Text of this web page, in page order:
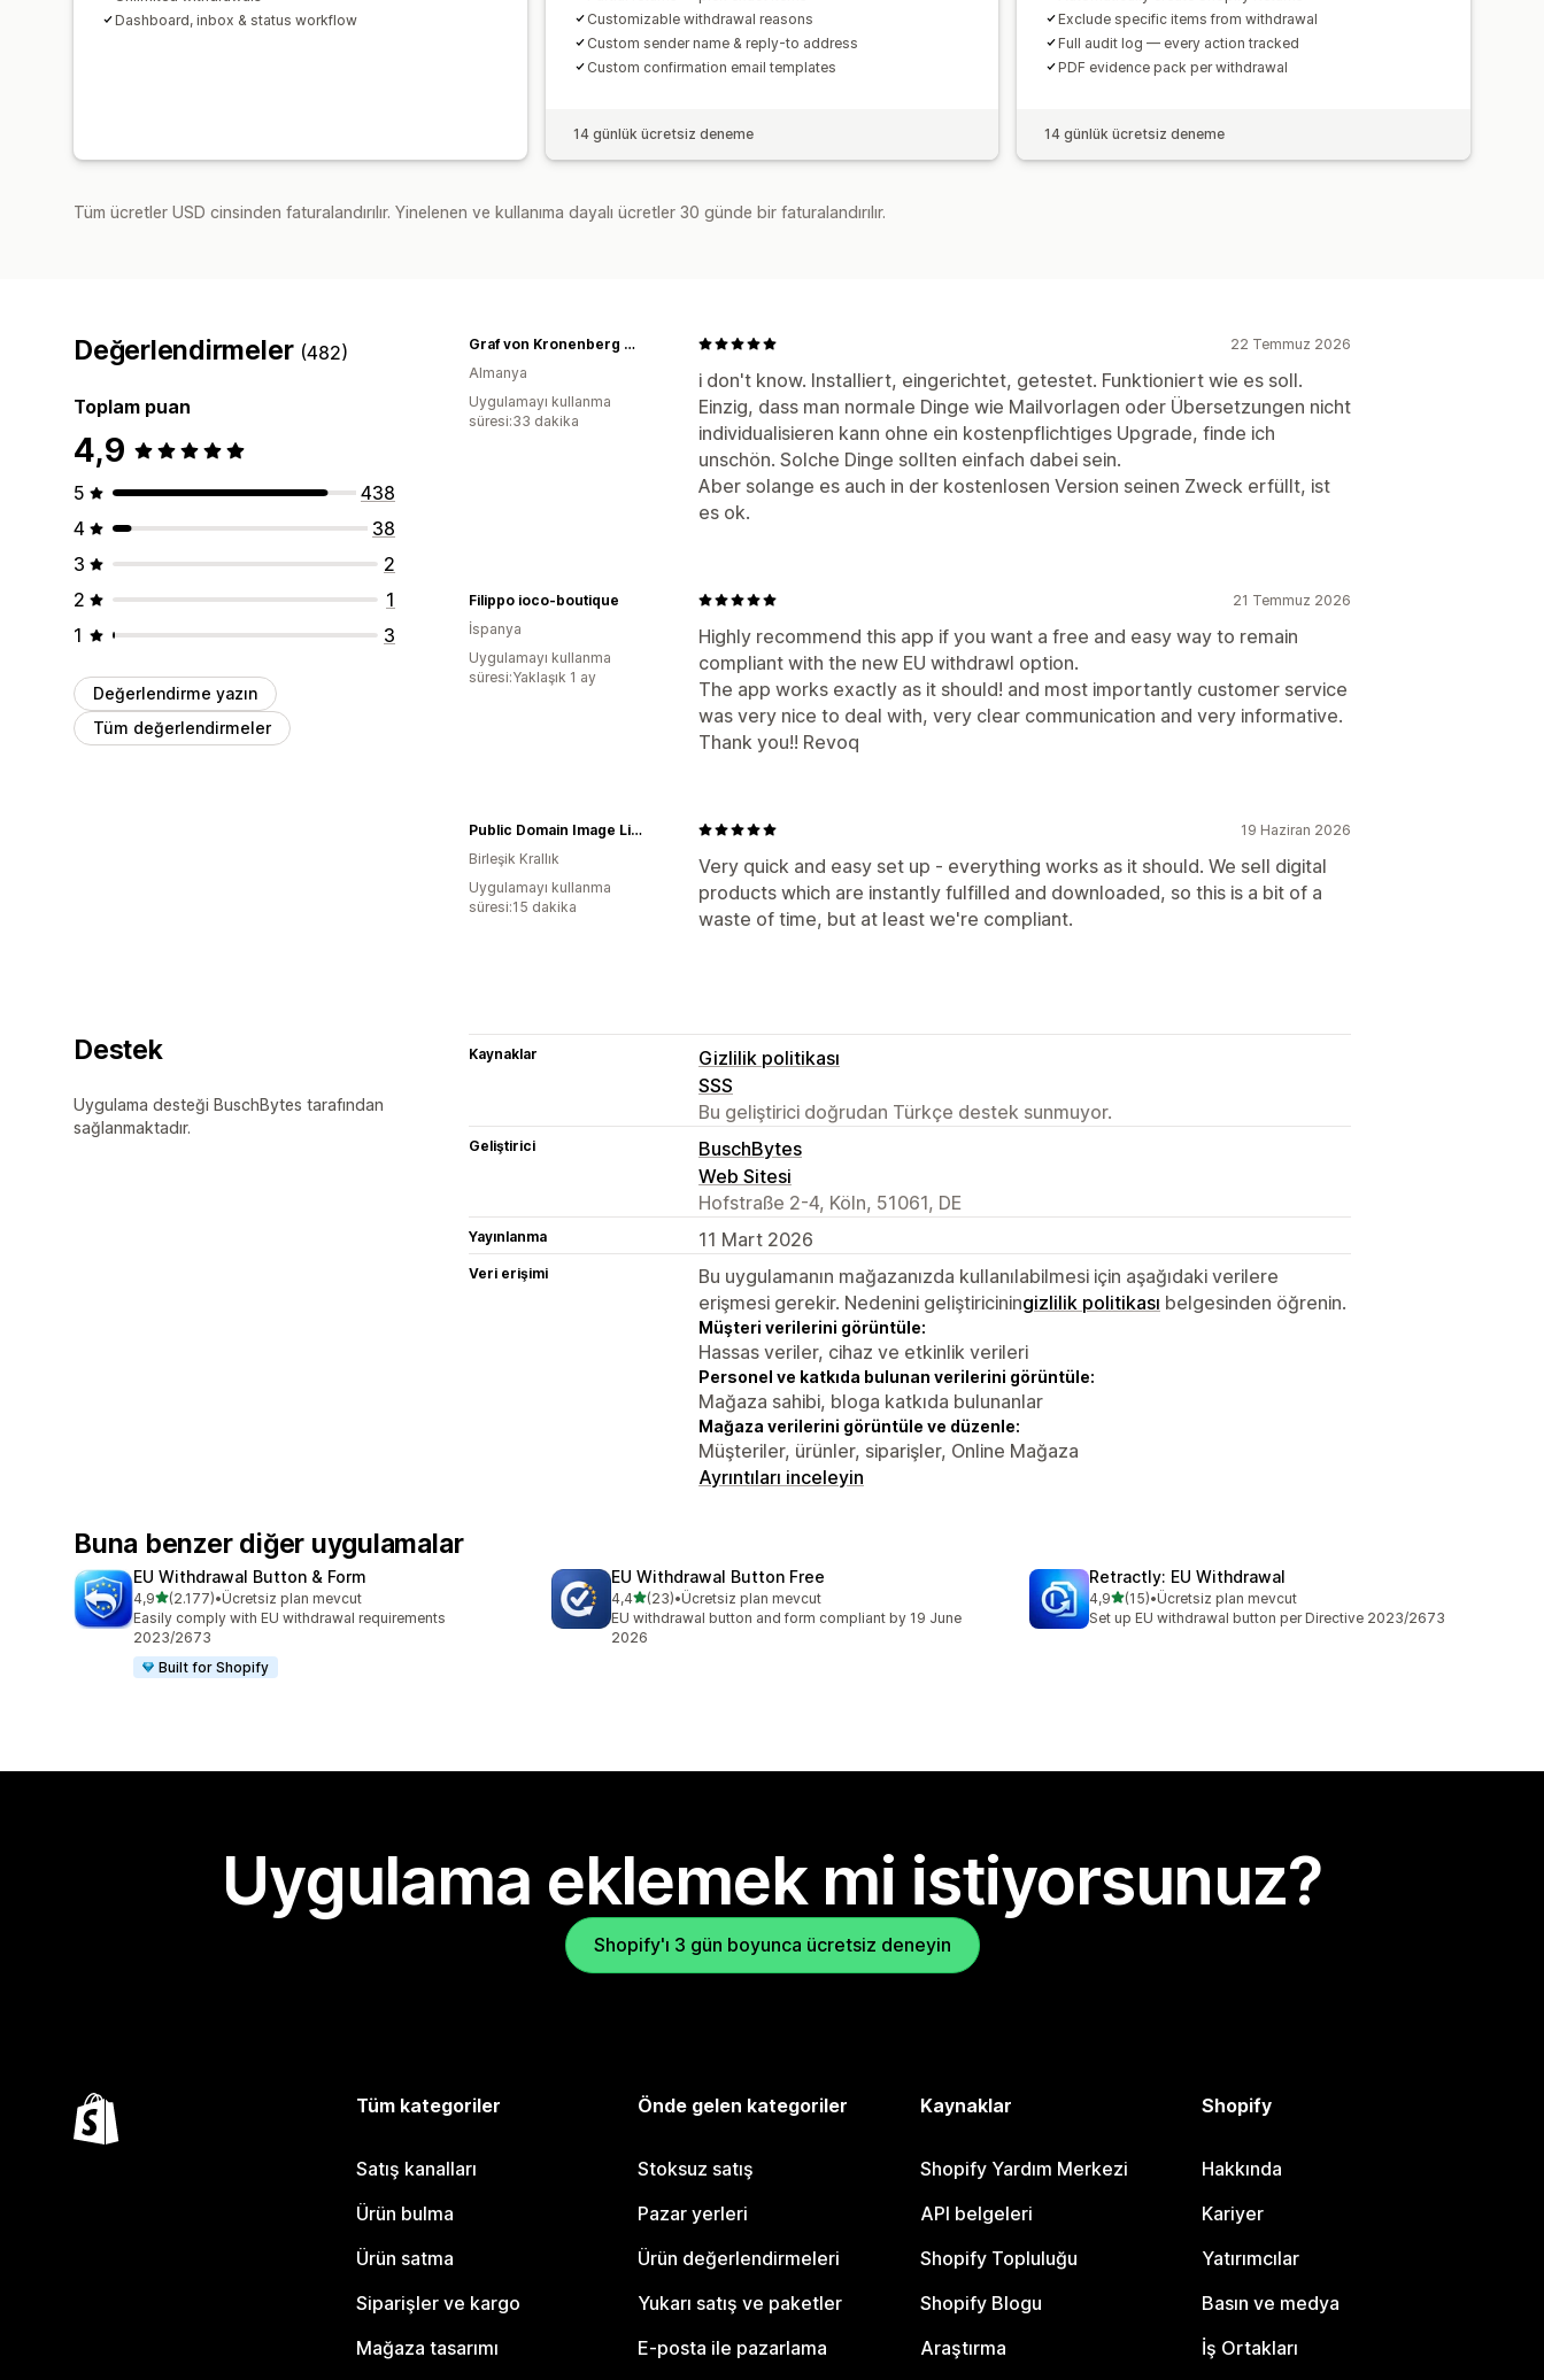
Dashboard, inbox & status workflow
Customizable withdrawal reasons
Custom sender name & reply-to address
Custom confirmation email templates
14 günlük ücretsiz deneme
Exclude specific items from withdrawal
Full audit log — every action tracked
PDF evidence pack per withdrawal
14 günlük ücretsiz deneme
Tüm ücretler USD cinsinden faturalandırılır. Yinelenen ve kullanıma dayalı ücretler 30 günde bir faturalandırılır.
Değerlendirmeler (482)
Toplam puan
4,9
5
438
4
38
3
2
2
1
1
3
Değerlendirme yazın
Tüm değerlendirmeler
22 Temmuz 2026
i don't know. Installiert, eingerichtet, getestet. Funktioniert wie es soll.
Einzig, dass man normale Dinge wie Mailvorlagen oder Übersetzungen nicht
individualisieren kann ohne ein kostenpflichtiges Upgrade, finde ich
unschön. Solche Dinge sollten einfach dabei sein.
Aber solange es auch in der kostenlosen Version seinen Zweck erfüllt, ist
es ok.
Graf von Kronenberg Group
Almanya
Uygulamayı kullanma
süresi:33 dakika
21 Temmuz 2026
Highly recommend this app if you want a free and easy way to remain
compliant with the new EU withdrawl option.
The app works exactly as it should! and most importantly customer service
was very nice to deal with, very clear communication and very informative.
Thank you!! Revoq
Filippo ioco-boutique
İspanya
Uygulamayı kullanma
süresi:Yaklaşık 1 ay
19 Haziran 2026
Very quick and easy set up - everything works as it should. We sell digital
products which are instantly fulfilled and downloaded, so this is a bit of a
waste of time, but at least we're compliant.
Public Domain Image Library
Birleşik Krallık
Uygulamayı kullanma
süresi:15 dakika
Destek
Uygulama desteği BuschBytes tarafından
sağlanmaktadır.
Kaynaklar
Gizlilik politikası
SSS
Bu geliştirici doğrudan Türkçe destek sunmuyor.
Geliştirici
BuschBytes
Web Sitesi
Hofstraße 2-4, Köln, 51061, DE
Yayınlanma 11 Mart 2026
Veri erişimi
Bu uygulamanın mağazanızda kullanılabilmesi için aşağıdaki verilere
erişmesi gerekir. Nedenini geliştiriciningizlilik politikası belgesinden öğrenin.
Müşteri verilerini görüntüle:
Hassas veriler, cihaz ve etkinlik verileri
Personel ve katkıda bulunan verilerini görüntüle:
Mağaza sahibi, bloga katkıda bulunanlar
Mağaza verilerini görüntüle ve düzenle:
Müşteriler, ürünler, siparişler, Online Mağaza
Ayrıntıları inceleyin
Buna benzer diğer uygulamalar
EU Withdrawal Button & Form
4,95 yıldız üzerinden
(2.177)
toplam 2177 değerlendirme
•Ücretsiz plan mevcut
Easily comply with EU withdrawal requirements
2023/2673
Built for Shopify
EU Withdrawal Button Free
4,45 yıldız üzerinden
(23)
toplam 23 değerlendirme
•Ücretsiz plan mevcut
EU withdrawal button and form compliant by 19 June
2026
Retractly: EU Withdrawal
4,95 yıldız üzerinden
(15)
toplam 15 değerlendirme
•Ücretsiz plan mevcut
Set up EU withdrawal button per Directive 2023/2673
Uygulama eklemek mi istiyorsunuz?
Shopify'ı 3 gün boyunca ücretsiz deneyin
Tüm kategoriler
Satış kanalları
Ürün bulma
Ürün satma
Siparişler ve kargo
Mağaza tasarımı
Önde gelen kategoriler
Stoksuz satış
Pazar yerleri
Ürün değerlendirmeleri
Yukarı satış ve paketler
E-posta ile pazarlama
Kaynaklar
Shopify Yardım Merkezi
API belgeleri
Shopify Topluluğu
Shopify Blogu
Araştırma
Shopify
Hakkında
Kariyer
Yatırımcılar
Basın ve medya
İş Ortakları